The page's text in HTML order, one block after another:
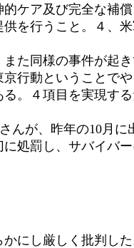
ケア及び完全な補償
を行うこと。４、米
た同様の事件が起き
行動ということでや
。４項目を実現する
が、昨年の10月に
処罰し、サバイバー
にし厳しく批判した